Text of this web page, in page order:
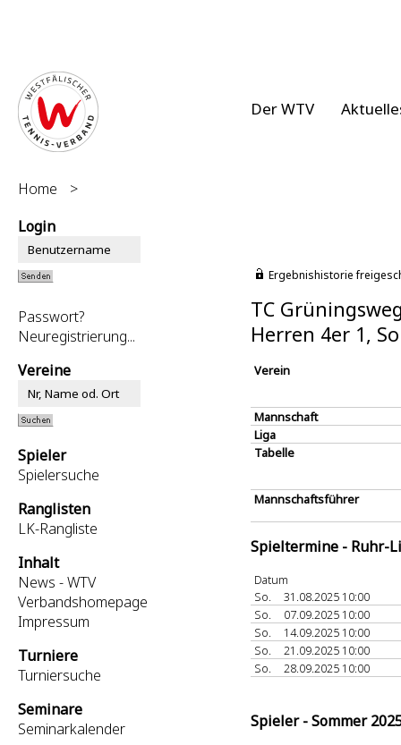
Der WTV
Home
>
Login
Passwort?
Neuregistrierung...
Vereine
Spieler
Spielersuche
Ranglisten
LK-Rangliste
Inhalt
News - WTV
Verbandshomepage
Impressum
Turniere
Turniersuche
Seminare
Seminarkalender
Ergebnishistorie
TC
Herren 4er 1,
Verein
Mannschaft
Liga
Tabelle
Mannschaftsführer
Spieltermine - Ruhr-
Datum
So.
31.08.2025 10:00
So.
07.09.2025 10:00
So.
14.09.2025 10:00
So.
21.09.2025 10:00
So.
28.09.2025 10:00
Spieler - Sommer